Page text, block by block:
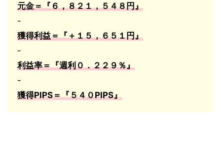
元金＝『６，８２１，５４８円』
-
獲得利益＝『＋１５，６５１円』
-
利益率＝『週利０．２２９％』
-
獲得PIPS＝『５４０PIPS』